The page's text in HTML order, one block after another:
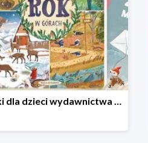
Książki dla dzieci wydawnictwa Nasza Księgarnia w Merlin.pl do -40%